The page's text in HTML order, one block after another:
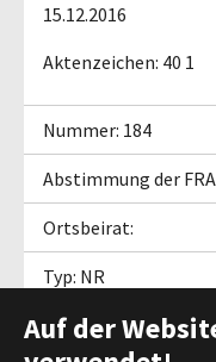
Auf der
15.12.2016
Aktenzeichen: 40 1
Nummer: 184
Abstimmung der
Ortsbeirat:
Typ: NR